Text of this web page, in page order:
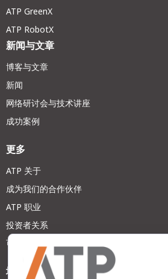
ATP GreenX
ATP RobotX
新闻与文章
博客与文章
新闻
网络研讨会与技术讲座
成功案例
更多
ATP 关于
成为我们的合作伙伴
ATP 职业
投资者关系
可持续发展
地址